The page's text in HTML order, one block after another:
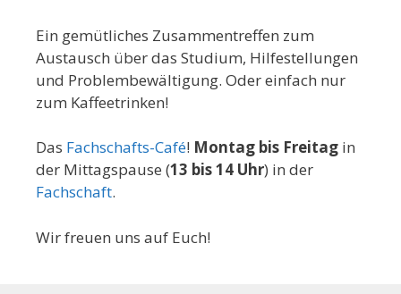
Ein gemütliches Zusammentreffen zum
Austausch über das Studium, Hilfestellungen
und Problembewältigung. Oder einfach nur
zum Kaffeetrinken!
Das Fachschafts-Café! Montag bis Freitag in
der Mittagspause (13 bis 14 Uhr) in der
Fachschaft.
Wir freuen uns auf Euch!